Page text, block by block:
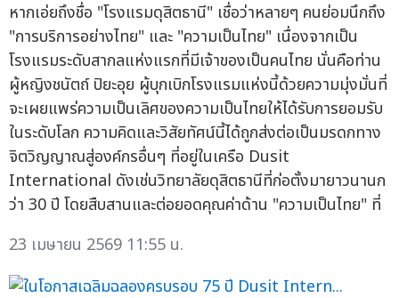
หากเอ่ยถึงชื่อ "โรงแรมดุสิตธานี" เชื่อว่าหลายๆ คนย่อมนึกถึง
"การบริการอย่างไทย" และ "ความเป็นไทย" เนื่องจากเป็น
โรงแรมระดับสากลแห่งแรกที่มีเจ้าของเป็นคนไทย นั่นคือท่าน
ผู้หญิงชนัตถ์ ปิยะอุย ผู้บุกเบิกโรงแรมแห่งนี้ด้วยความมุ่งมั่นที่
จะเผยแพร่ความเป็นเลิศของความเป็นไทยให้ได้รับการยอมรับ
ในระดับโลก ความคิดและวิสัยทัศน์นี้ได้ถูกส่งต่อเป็นมรดกทาง
จิตวิญญาณสู่องค์กรอื่นๆ ที่อยู่ในเครือ Dusit
International ดังเช่นวิทยาลัยดุสิตธานีที่ก่อตั้งมายาวนานก
ว่า 30 ปี โดยสืบสานและต่อยอดคุณค่าด้าน "ความเป็นไทย" ที่
23 เมษายน 2569 11:55 น.